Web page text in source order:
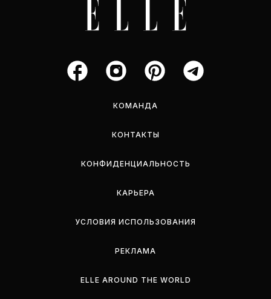
КОМАНДА
КОНТАКТЫ
КОНФИДЕНЦИАЛЬНОСТЬ
КАРЬЕРА
УСЛОВИЯ ИСПОЛЬЗОВАНИЯ
РЕКЛАМА
ELLE AROUND THE WORLD